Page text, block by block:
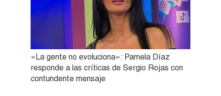
«La gente no evoluciona»: Pamela Díaz
responde a las críticas de Sergio Rojas con
contundente mensaje